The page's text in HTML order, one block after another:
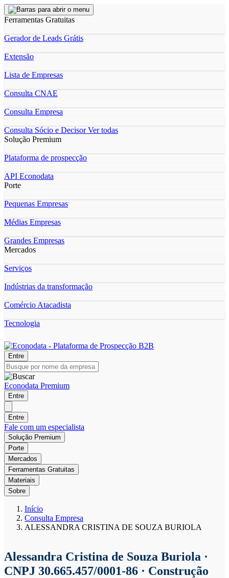
Ferramentas Gratuitas
Gerador de Leads Grátis
Extensão
Lista de Empresas
Consulta CNAE
Consulta Empresa
Consulta Sócio e DecisorVer todas
Solução Premium
Plataforma de prospecção
API Econodata
Porte
Pequenas Empresas
Médias Empresas
Grandes Empresas
Mercados
Serviços
Indústrias da transformação
Comércio Atacadista
Tecnologia
Entre
Econodata Premium
Entre
Entre
Fale com um especialista
Solução Premium
Porte
Mercados
Ferramentas Gratuitas
Materiais
Sobre
Início
Consulta Empresa
ALESSANDRA CRISTINA DE SOUZA BURIOLA
Alessandra Cristina de Souza Buriola ·
CNPJ 30.665.457/0001-86 · Construção